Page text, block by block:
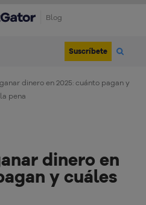
Blog
Suscríbete
dinero en 2025: cuánto pagan y
pena
dinero en
y cuáles